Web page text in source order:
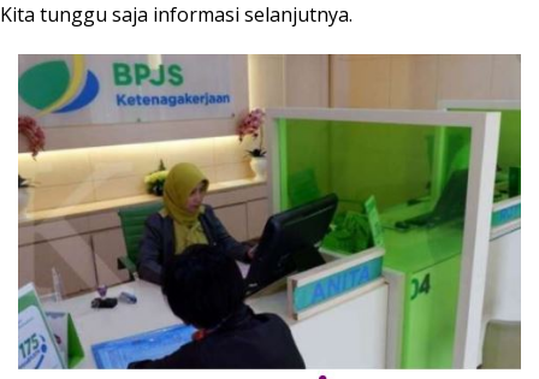
Kita tunggu saja informasi selanjutnya.